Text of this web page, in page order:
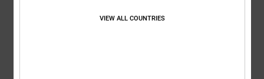
VIEW ALL COUNTRIES